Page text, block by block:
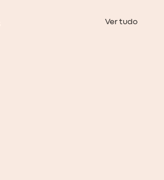
Ver tudo